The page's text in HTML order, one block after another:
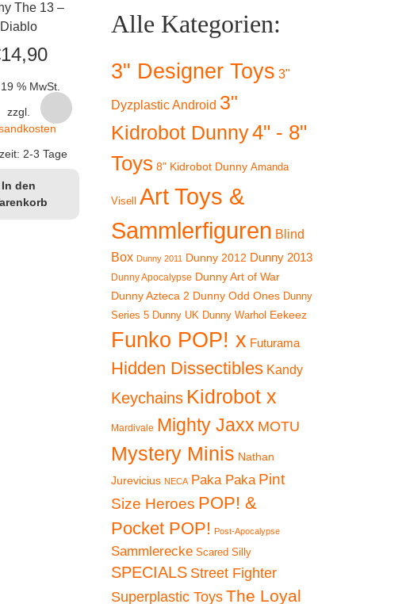
The 13 –
Diablo
14,90
% MwSt.
zzgl.
2-3 Tage
In den
Rainy Day Dunny
Burgerman
€49,90
inkl. 19 % MwSt.
zzgl.
Versandkosten
Lieferzeit:2-3 Tage
In den
Warenkorb
Dunny Xmas Special
Reindeer CHASE
inkl. 19 % MwSt.
Versandkosten
Lieferzeit:
In den
Warenkorb
Alle Kategorien:
3" Designer Toys 3"
Dyzplastic Android 3"
Kidrobot Dunny4" - 8"
Toys 8" Kidrobot Dunny Amanda
Visell
Art Toys &
Sammlerfiguren Blind
Box Dunny 2011 Dunny 2012 Dunny 2013
Dunny Apocalypse Dunny Art of War
Dunny Azteca 2 Dunny Odd Ones Dunny
Series 5 Dunny UK Dunny Warhol Eekeez
Funko POP! x Futurama
Hidden Dissectibles Kandy
Keychains Kidrobot x
Mardivale Mighty Jaxx MOTU
Mystery Minis Nathan
Jurevicius NECA Paka Paka Pint
Size Heroes POP! &
Pocket POP! Post-Apocalypse
Sammlerecke Scared Silly
SPECIALS Street Fighter
Superplastic ToysThe Loyal